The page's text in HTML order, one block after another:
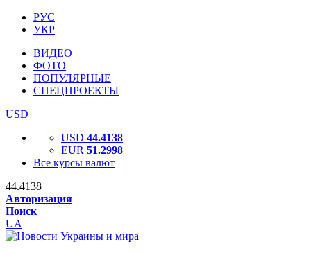
РУС
УКР
ВИДЕО
ФОТО
ПОПУЛЯРНЫЕ
СПЕЦПРОЕКТЫ
USD
USD 44.4138
EUR 51.2998
Все курсы валют
44.4138
Авторизация
Поиск
UA